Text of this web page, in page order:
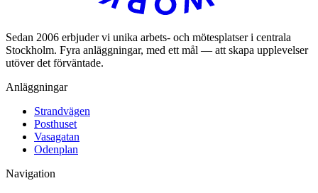
Sedan 2006 erbjuder vi unika arbets- och mötesplatser i centrala
Stockholm. Fyra anläggningar, med ett mål — att skapa upplevelser
utöver det förväntade.
Anläggningar
Strandvägen
Posthuset
Vasagatan
Odenplan
Navigation